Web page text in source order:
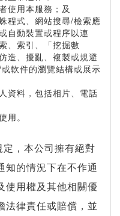
使用本服務；及
程式、網站搜尋/檢索應
自動裝置或程序以連
、索引、「挖掘數
造、擾亂、複製或規避
軟件的瀏覽結構或展示
資料，包括相片、電話
用。
，本公司擁有絕對
知的情況下在不作通
使用權及其他相關優
法律責任或賠償，並